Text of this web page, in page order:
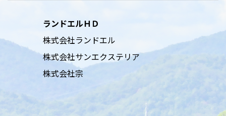
ランドエルＨＤ
株式会社ランドエル
株式会社サンエクステリア
株式会社宗